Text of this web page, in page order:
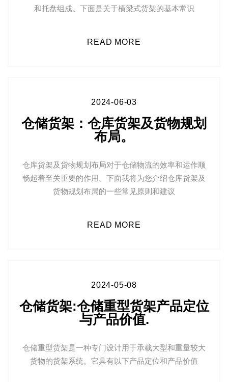
和托盘组成。下面是关于横梁式货架的基本常识
READ MORE
2024-06-03
仓储货架：仓库货架及货物规划
布局。
仓库货架及货物规划布局对于仓储物流的效率和运作顺
畅起着至关重要的作用。下面我将为您介绍仓库货架及
货物规划布局的一些常见原则和建议
READ MORE
2024-05-08
仓储货架:仓储重型货架产品定位
与产品价值.
仓储重型货架是一种专门设计用于承载大型和重量较大
货物的货架系统。它具有以下产品定位和产品价值